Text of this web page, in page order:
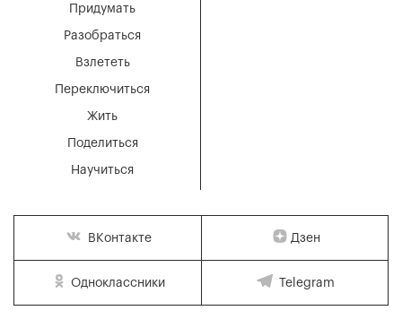
Придумать
Разобраться
Взлететь
Переключиться
Жить
Поделиться
Научиться
ВКонтакте Дзен
Одноклассники Telegram